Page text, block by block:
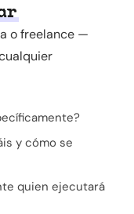
o freelance —
y cómo se
quien ejecutará